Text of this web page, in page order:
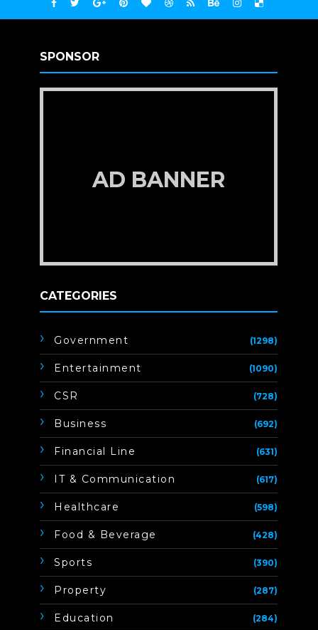
SPONSOR
AD BANNER
CATEGORIES
Government (1298)
Entertainment (1090)
CSR (728)
Business (692)
Financial Line (631)
IT & Communication (617)
Healthcare (598)
Food & Beverage (428)
Sports (390)
Property (287)
Education (284)